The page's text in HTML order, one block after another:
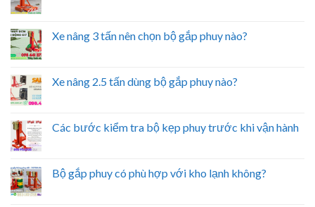
Xe nâng 3 tấn nên chọn bộ gắp phuy nào?
Xe nâng 2.5 tấn dùng bộ gắp phuy nào?
Các bước kiểm tra bộ kẹp phuy trước khi vận hành
Bộ gắp phuy có phù hợp với kho lạnh không?